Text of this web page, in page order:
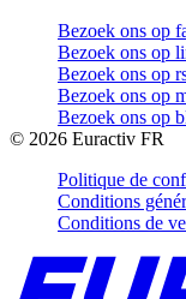
Bezoek ons op
Bezoek ons op
Bezoek ons op
Bezoek ons op
Bezoek ons op
© 2026 Euractiv FR
Politique de
Conditions
Conditions de